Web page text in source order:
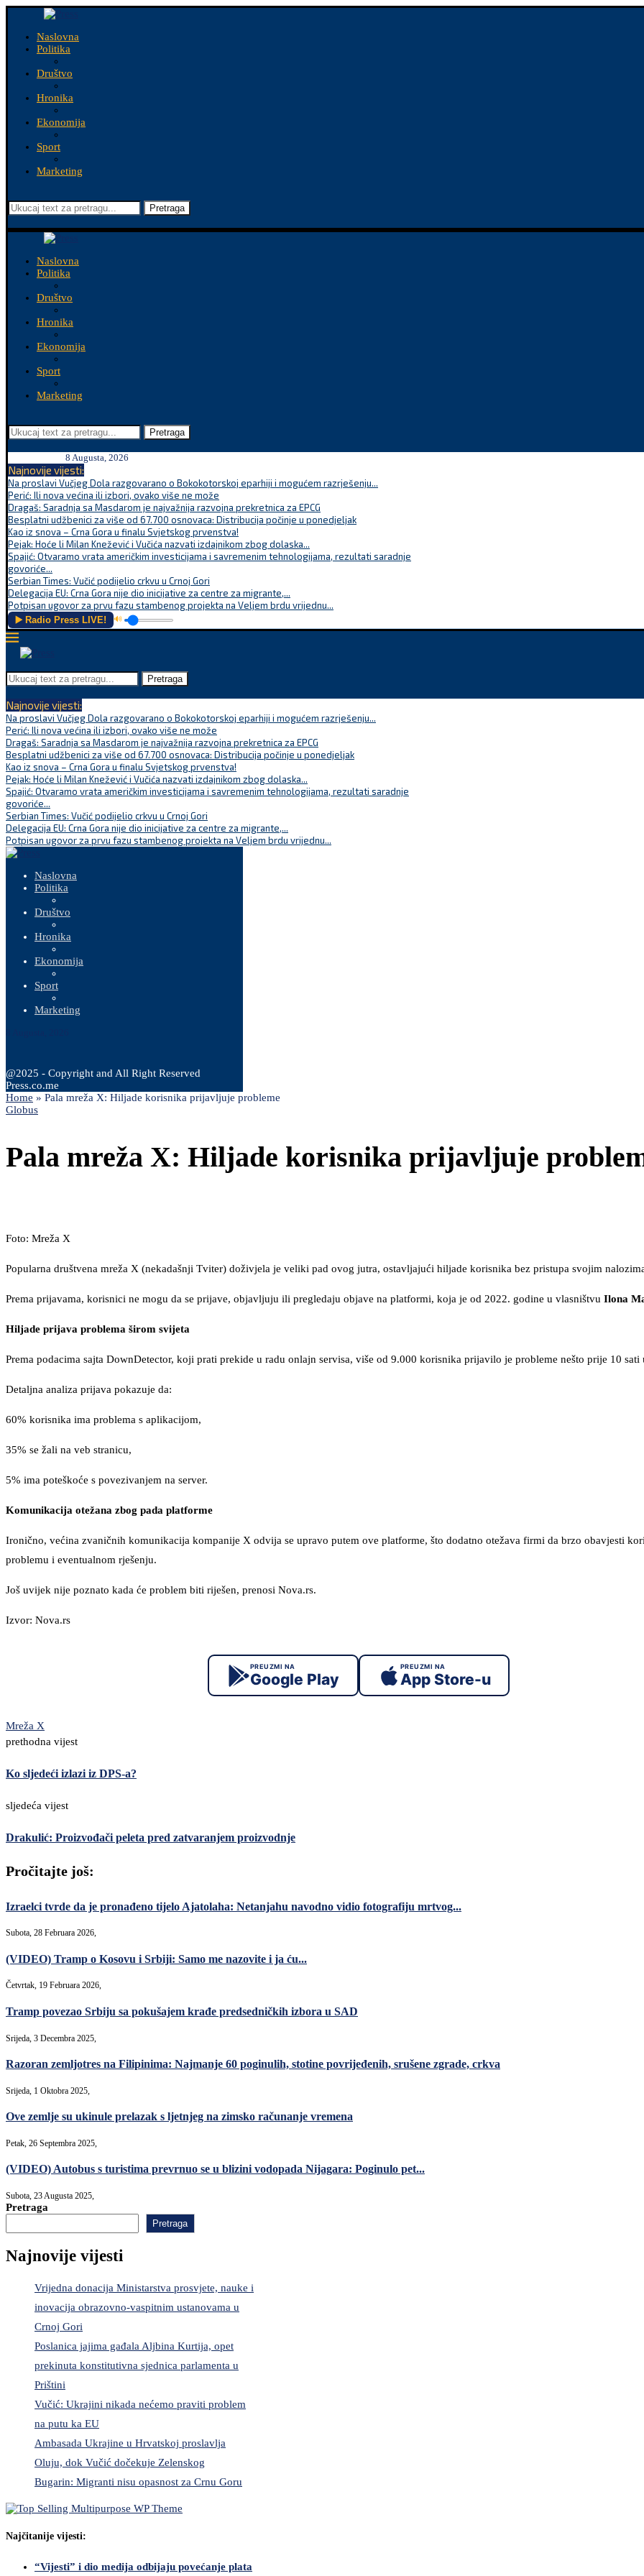
Naslovna
Politika
Društvo
Hronika
Ekonomija
Sport
Marketing
Pretraga
Naslovna
Politika
Društvo
Hronika
Ekonomija
Sport
Marketing
Pretraga
8 Augusta, 2026
Najnovije vijesti:
Na proslavi Vučjeg Dola razgovarano o Bokokotorskoj eparhiji i mogućem razrješenju...
Perić: Ili nova većina ili izbori, ovako više ne može
Dragaš: Saradnja sa Masdarom je najvažnija razvojna prekretnica za EPCG
Besplatni udžbenici za više od 67.700 osnovaca: Distribucija počinje u ponedjeljak
Kao iz snova – Crna Gora u finalu Svjetskog prvenstva!
Pejak: Hoće li Milan Knežević i Vučića nazvati izdajnikom zbog dolaska...
Spajić: Otvaramo vrata američkim investicijama i savremenim tehnologijama, rezultati saradnje
govoriće...
Serbian Times: Vučić podijelio crkvu u Crnoj Gori
Delegacija EU: Crna Gora nije dio inicijative za centre za migrante,...
Potpisan ugovor za prvu fazu stambenog projekta na Veljem brdu vrijednu...
▶️ Radio Press LIVE! 🔊
Pretraga
Najnovije vijesti:
Na proslavi Vučjeg Dola razgovarano o Bokokotorskoj eparhiji i mogućem razrješenju...
Perić: Ili nova većina ili izbori, ovako više ne može
Dragaš: Saradnja sa Masdarom je najvažnija razvojna prekretnica za EPCG
Besplatni udžbenici za više od 67.700 osnovaca: Distribucija počinje u ponedjeljak
Kao iz snova – Crna Gora u finalu Svjetskog prvenstva!
Pejak: Hoće li Milan Knežević i Vučića nazvati izdajnikom zbog dolaska...
Spajić: Otvaramo vrata američkim investicijama i savremenim tehnologijama, rezultati saradnje
govoriće...
Serbian Times: Vučić podijelio crkvu u Crnoj Gori
Delegacija EU: Crna Gora nije dio inicijative za centre za migrante,...
Potpisan ugovor za prvu fazu stambenog projekta na Veljem brdu vrijednu...
Naslovna
Politika
Društvo
Hronika
Ekonomija
Sport
Marketing
@2025 - Copyright and All Right Reserved
Press.co.me
Home » Pala mreža X: Hiljade korisnika prijavljuje probleme
Globus
Pala mreža X: Hiljade korisnika prijavljuje
Foto: Mreža X
Popularna društvena mreža X (nekadašnji Tviter) doživjela je veliki pad ovog jutra, ostavljajući hiljade korisnika bez pristupa svojim
Prema prijavama, korisnici ne mogu da se prijave, objavljuju ili pregledaju objave na platformi, koja je od 2022. godine u vlasništvu Ilona
Hiljade prijava problema širom svijeta
Prema podacima sajta DownDetector, koji prati prekide u radu onlajn servisa, više od 9.000 korisnika prijavilo je probleme nešto prije 10 sati
Detaljna analiza prijava pokazuje da:
60% korisnika ima problema s aplikacijom,
35% se žali na veb stranicu,
5% ima poteškoće s povezivanjem na server.
Komunikacija otežana zbog pada platforme
Ironično, većina zvaničnih komunikacija kompanije X odvija se upravo putem ove platforme, što dodatno otežava firmi da brzo obavjesti
problemu i eventualnom rješenju.
Još uvijek nije poznato kada će problem biti riješen, prenosi Nova.rs.
Izvor: Nova.rs
PREUZMI NA
Google Play
PREUZMI NA
App Store-u
Mreža X
prethodna vijest
Ko sljedeći izlazi iz DPS-a?
sljedeća vijest
Drakulić: Proizvođači peleta pred zatvaranjem proizvodnje
Pročitajte još:
Izraelci tvrde da je pronađeno tijelo Ajatolaha: Netanjahu navodno vidio fotografiju mrtvog...
Subota, 28 Februara 2026,
(VIDEO) Tramp o Kosovu i Srbiji: Samo me nazovite i ja ću...
Četvrtak, 19 Februara 2026,
Tramp povezao Srbiju sa pokušajem krađe predsedničkih izbora u SAD
Srijeda, 3 Decembra 2025,
Razoran zemljotres na Filipinima: Najmanje 60 poginulih, stotine povrijeđenih, srušene zgrade, crkva
Srijeda, 1 Oktobra 2025,
Ove zemlje su ukinule prelazak s ljetnjeg na zimsko računanje vremena
Petak, 26 Septembra 2025,
(VIDEO) Autobus s turistima prevrnuo se u blizini vodopada Nijagara: Poginulo pet...
Subota, 23 Augusta 2025,
Pretraga
Pretraga
Najnovije vijesti
Vrijedna donacija Ministarstva prosvjete, nauke i
inovacija obrazovno-vaspitnim ustanovama u
Crnoj Gori
Poslanica jajima gađala Aljbina Kurtija, opet
prekinuta konstitutivna sjednica parlamenta u
Prištini
Vučić: Ukrajini nikada nećemo praviti problem
na putu ka EU
Ambasada Ukrajine u Hrvatskoj proslavlja
Oluju, dok Vučić dočekuje Zelenskog
Bugarin: Migranti nisu opasnost za Crnu Goru
Najčitanije vijesti:
“Vijesti” i dio medija odbijaju povećanje plata